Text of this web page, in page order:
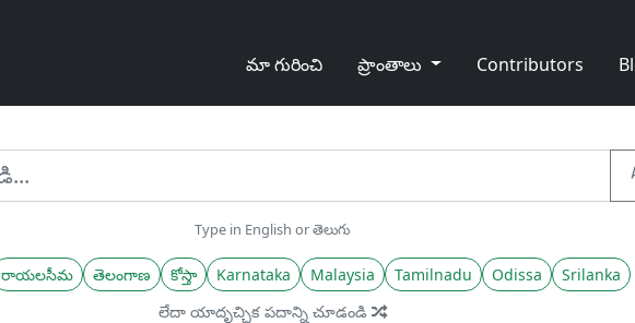
మా గురించి ప్రాంతాలు Contributors
Type in English or తెలుగు
రాయలసీమ తెలంగాణ కోస్తా Karnataka Malaysia Tamilnadu Odissa
Srilanka
లేదా యాదృచ్ఛిక పదాన్ని చూడండి